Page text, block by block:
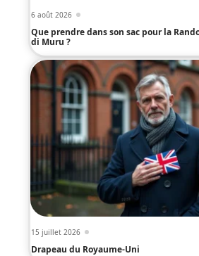
6 août 2026
Que prendre dans son sac pour la
di Muru ?
15 juillet 2026
Drapeau du Royaume-Uni